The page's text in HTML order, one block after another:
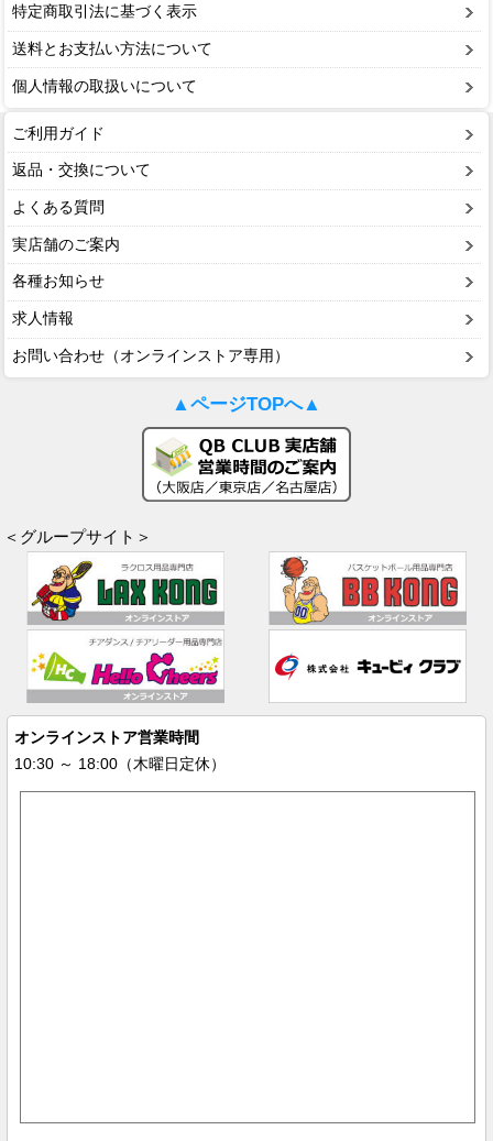
特定商取引法に基づく表示
送料とお支払い方法について
個人情報の取扱いについて
ご利用ガイド
返品・交換について
よくある質問
実店舗のご案内
各種お知らせ
求人情報
お問い合わせ（オンラインストア専用）
▲ページTOPへ▲
＜グループサイト＞
オンラインストア営業時間
10:30 ～ 18:00（木曜日定休）